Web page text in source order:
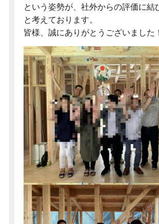
という姿勢が、社外からの評価に結
と考えております。
皆様、誠にありがとうございました！